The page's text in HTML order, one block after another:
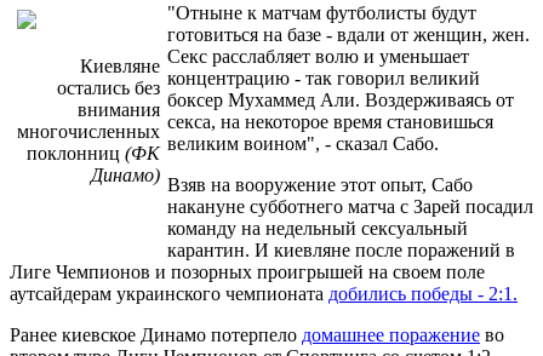
Киевляне
остались без
внимания
многочисленных
поклонниц (ФК
Динамо)
"Отныне к матчам футболисты будут
готовиться на базе - вдали от женщин, жен.
Секс расслабляет волю и уменьшает
концентрацию - так говорил великий
боксер Мухаммед Али. Воздерживаясь от
секса, на некоторое время становишься
великим воином", - сказал Сабо.
Взяв на вооружение этот опыт, Сабо
накануне субботнего матча с Зарей посадил
команду на недельный сексуальный
карантин. И киевляне после поражений в
Лиге Чемпионов и позорных проигрышей на своем поле
аутсайдерам украинского чемпионата добились победы - 2:1.
Ранее киевское Динамо потерпело домашнее поражение во